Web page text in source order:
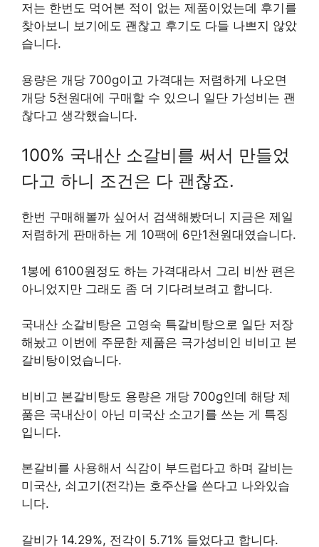
저는 한번도 먹어본 적이 없는 제품이었는데 후기를
찾아보니 보기에도 괜찮고 후기도 다들 나쁘지 않았
습니다.
용량은 개당 700g이고 가격대는 저렴하게 나오면
개당 5천원대에 구매할 수 있으니 일단 가성비는 괜
찮다고 생각했습니다.
100% 국내산 소갈비를 써서 만들었
다고 하니 조건은 다 괜찮죠.
한번 구매해볼까 싶어서 검색해봤더니 지금은 제일
저렴하게 판매하는 게 10팩에 6만1천원대였습니다.
1봉에 6100원정도 하는 가격대라서 그리 비싼 편은
아니었지만 그래도 좀 더 기다려보려고 합니다.
국내산 소갈비탕은 고영숙 특갈비탕으로 일단 저장
해놨고 이번에 주문한 제품은 극가성비인 비비고 본
갈비탕이었습니다.
비비고 본갈비탕도 용량은 개당 700g인데 해당 제
품은 국내산이 아닌 미국산 소고기를 쓰는 게 특징
입니다.
본갈비를 사용해서 식감이 부드럽다고 하며 갈비는
미국산, 쇠고기(전각)는 호주산을 쓴다고 나와있습
니다.
갈비가 14.29%, 전각이 5.71% 들었다고 합니다.